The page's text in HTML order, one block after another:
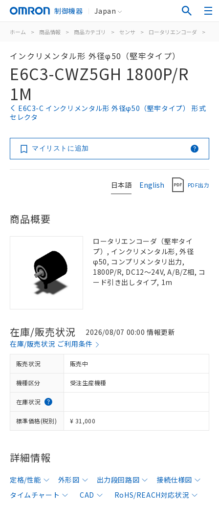
制御機器 Japan
ホーム > 商品情報 > 商品カテゴリ > センサ > ロータリエンコーダ >
インクリメンタル形 外径φ50（堅牢タイプ）
E6C3-CWZ5GH 1800P/R
1M
E6C3-C インクリメンタル形 外径φ50（堅牢タイプ） 形式
セレクタ
マイリストに追加
日本語 English PDF出力
商品概要
ロータリエンコーダ（堅牢タイ
プ）, インクリメンタル形, 外径
φ50, コンプリメンタリ出力,
1800P/R, DC12～24V, A/B/Z相, コ
ード引き出しタイプ, 1m
在庫/販売状況
2026/08/07 00:00 情報更新
在庫/販売状況 ご利用条件
販売状況 販売中
機種区分 受注生産機種
在庫状況
標準価格(税別) ¥ 31,000
詳細情報
定格/性能 外形図 出力段回路図
接続仕様図
タイムチャート
CAD
RoHS/REACH対応状況